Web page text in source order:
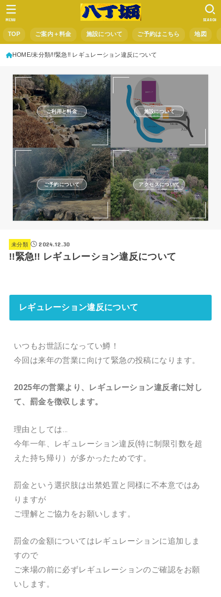
TOP ご案内＋料金 施設について ご予約はこちら 地図
SEARCH
MENU
HOME 未分類 !!緊急!! レギュレーション違反について
ご利用と料金 施設について
ご予約について アクセスについて
未分類 2024.12.30
!!緊急!! レギュレーション違反について
レギュレーション違反について
いつもお世話になってい鱒！
今回は来年の営業に向けて緊急の投稿になります。
2025年の営業より、レギュレーション違反者に対し
て、罰金を徴収します。
理由としては…
今年一年、レギュレーション違反(特に制限引数を超
えた持ち帰り）が多かったためです。
罰金という選択肢は出禁処置と同様に不本意ではあ
りますが
ご理解とご協力をお願いします。
罰金の金額についてはレギュレーションに追加しま
すので
ご来場の前に必ずレギュレーションのご確認をお願
いします。